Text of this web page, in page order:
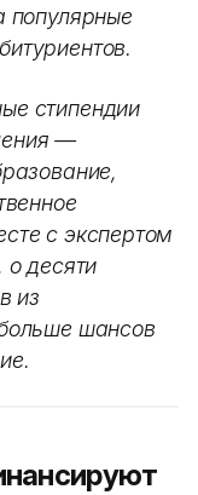
популярные
стипендии
—
с экспертом
о десяти
из
шансов